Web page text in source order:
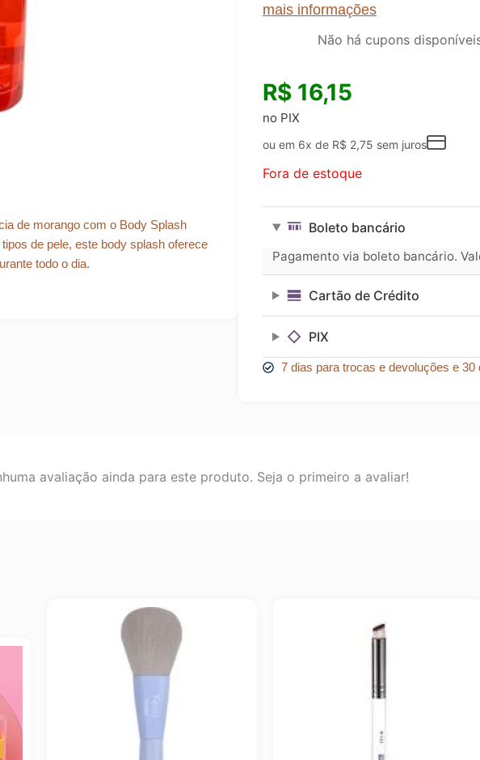
de morango com o Body Splash
de pele, este body splash oferece
todo o dia.
mais informações
Não há cupons
R$ 16,15
no PIX
ou em 6x de R$ 2,75 sem juros
Fora de estoque
Boleto bancário
Pagamento via boleto bancário.
Cartão de Crédito
PIX
7 dias para trocas e devoluções e 30
avaliação ainda para este produto. Seja o primeiro a avaliar!